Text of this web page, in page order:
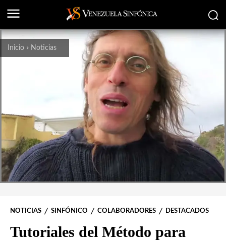
Inicio Noticias
NOTICIAS SINFÓNICO COLABORADORES DESTACADOS
Tutoriales del Método para